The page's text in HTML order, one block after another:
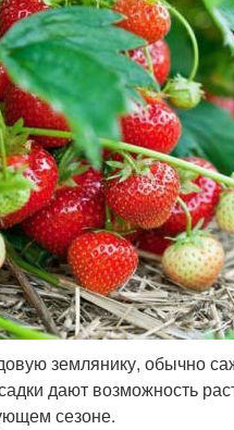
землянику, обычно
дают возможность
сезоне.